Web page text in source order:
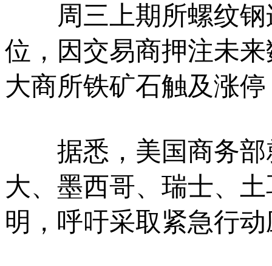
周三上期所螺纹钢
位，因交易商押注未
大商所铁矿石触及涨
据悉，美国商务部
大、墨西哥、瑞士、
明，呼吁采取紧急行